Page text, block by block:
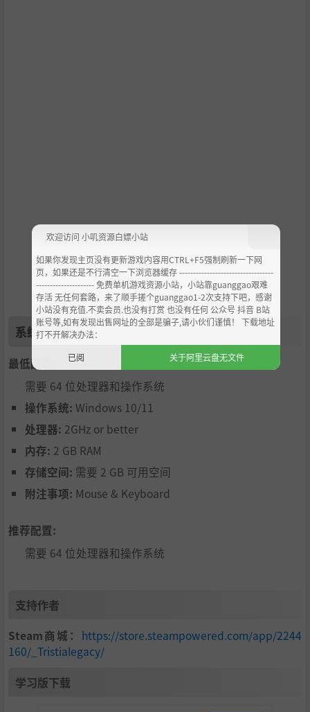
娜诺卡・福兰克: 川澄 绫子
史托卡: 小杉 十郎太
芙莉・卡拉特: 大野 麻里奈
奈奈・翰伯顿: 野川 樱
蕾妮芮・库特纳: 幡宫 鹿子
菈菲: 友永 朱音
主题曲“UP TO ME!!（overclocking ver.）
作词 / 作曲 藤村 MIWAKO
原创编曲 山本 HIROAKI
编曲：YOFFY（Psychic Lover）
声：野川 樱
系统需求
最低配置:
需要 64 位处理器和操作系统
操作系统: Windows 10/11
处理器: 2GHz or better
内存: 2 GB RAM
存储空间: 需要 2 GB 可用空间
附注事项: Mouse & Keyboard
推荐配置:
需要 64 位处理器和操作系统
支持作者
Steam商城： https://store.steampowered.com/app/2244
160/_Tristialegacy/
学习版下载
欢迎访问 小叽资源白嫖小站
如果你发现主页没有更新游戏内容用CTRL+F5强制刷新一下网
页，如果还是不行清空一下浏览器缓存 ----------------------------------
--------------------- 免费单机游戏资源小站，小站靠guanggao艰难
存活 无任何套路，来了顺手搓个guanggao1-2次支持下吧，感谢
小站没有充值.不卖会员.也没有打赏 也没有任何 公众号 抖音 B站
账号等,如有发现出售网址的全部是骗子,请小伙们谨慎！ 下载地址
打不开解决办法：
已阅
关于阿里云盘无文件